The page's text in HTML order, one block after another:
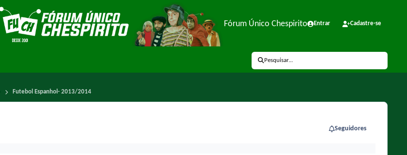
Fórum Único Chespirito Entrar Cadastre-se
Pesquisar...
Futebol Espanhol- 2013/2014
Seguidores